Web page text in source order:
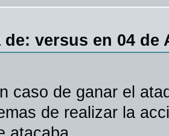
de: versus en 04 de
caso de ganar el
de realizar la